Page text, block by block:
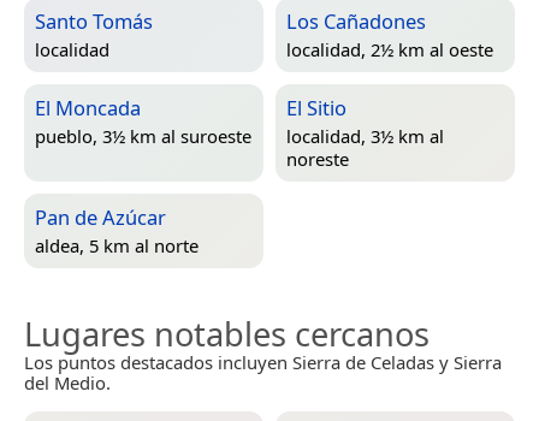
Santo Tomás
localidad
Los Cañadones
localidad, 2½ km al oeste
El Moncada
pueblo, 3½ km al suroeste
El Sitio
localidad, 3½ km al
noreste
Pan de Azúcar
aldea, 5 km al norte
Lugares notables cercanos
Los puntos destacados incluyen Sierra de Celadas y Sierra
del Medio.